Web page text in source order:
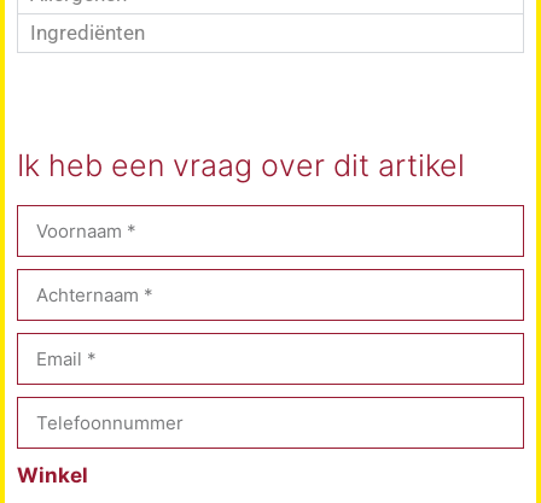
Ingrediënten
Ik heb een vraag over dit artikel
Winkel